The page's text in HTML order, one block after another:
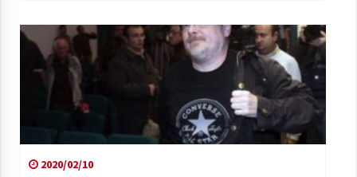
2020/02/10